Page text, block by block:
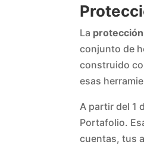
La
conjunto de
construido
esas
A partir del 1
Portafolio.
cuentas, tus